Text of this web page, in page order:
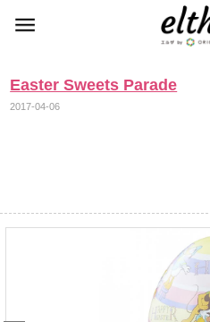
Easter Sweets Parade
2017-04-06